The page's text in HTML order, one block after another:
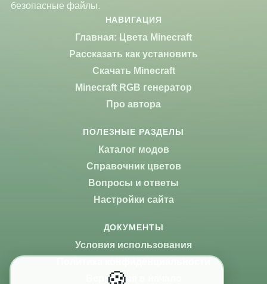
безопасные файлы.
НАВИГАЦИЯ
Главная: Цвета Minecraft
Рассказать как установить
Скачать Minecraft
Minecraft RGB генератор
Про автора
ПОЛЕЗНЫЕ РАЗДЕЛЫ
Каталог модов
Справочник цветов
Вопросы и ответы
Настройки сайта
ДОКУМЕНТЫ
Условия использования
Вернуться в начало